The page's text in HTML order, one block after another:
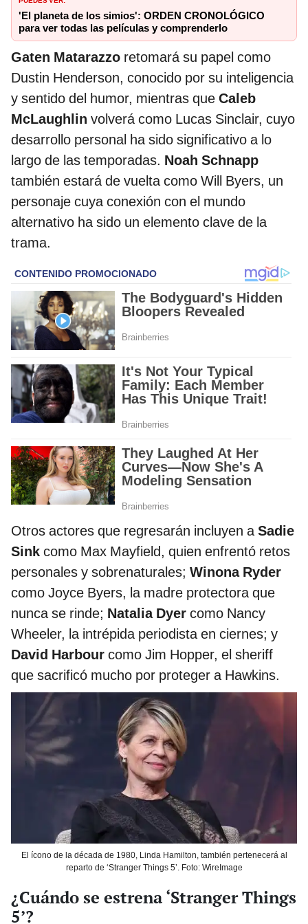
'El planeta de los simios': ORDEN CRONOLÓGICO
para ver todas las películas y comprenderlo
Gaten Matarazzo retomará su papel como
Dustin Henderson, conocido por su inteligencia
y sentido del humor, mientras que Caleb
McLaughlin volverá como Lucas Sinclair, cuyo
desarrollo personal ha sido significativo a lo
largo de las temporadas. Noah Schnapp
también estará de vuelta como Will Byers, un
personaje cuya conexión con el mundo
alternativo ha sido un elemento clave de la
trama.
Otros actores que regresarán incluyen a Sadie
Sink como Max Mayfield, quien enfrentó retos
personales y sobrenaturales; Winona Ryder
como Joyce Byers, la madre protectora que
nunca se rinde; Natalia Dyer como Nancy
Wheeler, la intrépida periodista en ciernes; y
David Harbour como Jim Hopper, el sheriff
que sacrificó mucho por proteger a Hawkins.
El ícono de la década de 1980, Linda Hamilton, también pertenecerá al
reparto de ‘Stranger Things 5’. Foto: WireImage
¿Cuándo se estrena ‘Stranger Things
5’?